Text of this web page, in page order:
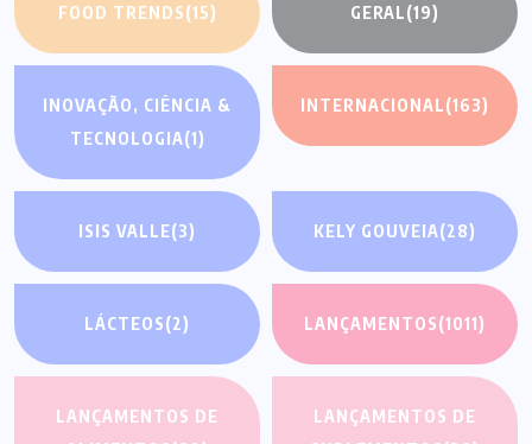
FOOD TRENDS(15) GERAL(19)
INOVAÇÃO, CIÊNCIA &
TECNOLOGIA(1)
INTERNACIONAL(163)
ISIS VALLE(3) KELY GOUVEIA(28)
LÁCTEOS(2) LANÇAMENTOS(1011)
LANÇAMENTOS DE
LANÇAMENTOS DE